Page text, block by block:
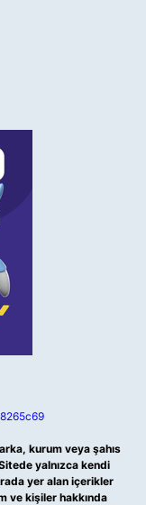
kurum veya şahıs
yalnızca kendi
yer alan içerikler
ve kişiler hakkında